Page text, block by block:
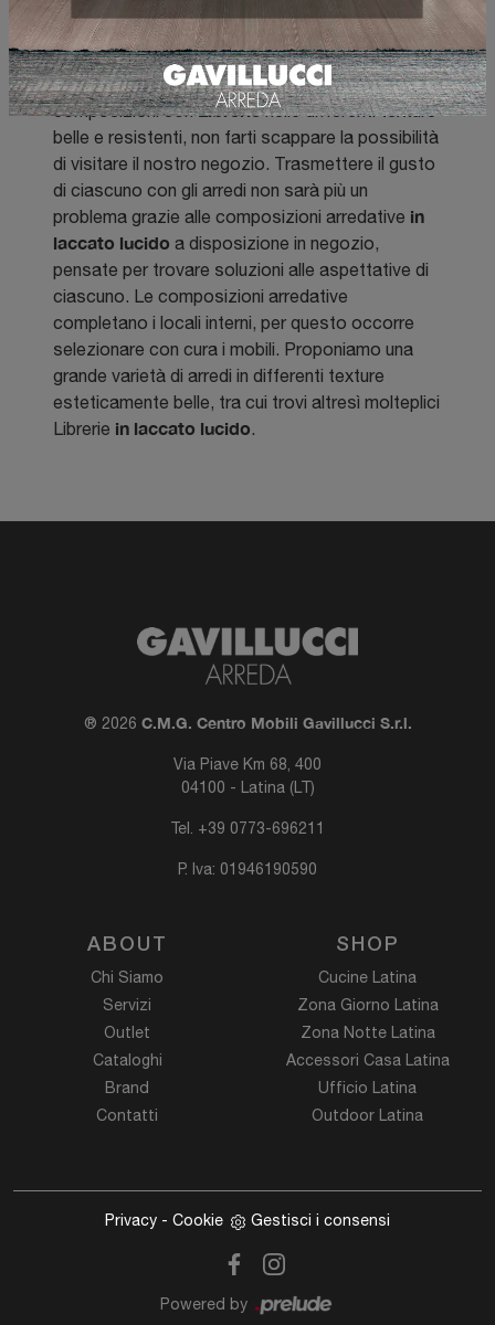
Al fine di garantire la totale soddisfazione per
gliclienti, forniamo unservizio di supporto nella
progettazione, con rilievo misure e con consegna
con squadra di montatori esperti. Se cerchi
composizioni conLibrerienelle differenti texture
belle e resistenti, non farti scappare la possibilità
di visitare il nostro negozio. Trasmettere il gusto
di ciascuno con gli arredi non sarà più un
problema grazie alle composizioni arredative in
laccato lucido a disposizione in negozio,
pensate per trovare soluzioni alle aspettative di
ciascuno. Le composizioni arredative
completano i locali interni, per questo occorre
selezionare con cura i mobili. Proponiamo una
grande varietà di arredi in differenti texture
esteticamente belle, tra cui trovi altresì molteplici
Librerie in laccato lucido.
® 2026 C.M.G. Centro Mobili Gavillucci S.r.l.
Via Piave Km 68, 400
04100 - Latina (LT)
Tel. +39 0773-696211
P. Iva: 01946190590
ABOUT
Chi Siamo
Servizi
Outlet
Cataloghi
Brand
Contatti
SHOP
Cucine Latina
Zona Giorno Latina
Zona Notte Latina
Accessori Casa Latina
Ufficio Latina
Outdoor Latina
Privacy - Cookie Gestisci i consensi
Powered by